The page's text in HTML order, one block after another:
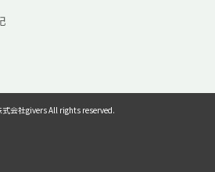
会社givers All rights reserved.